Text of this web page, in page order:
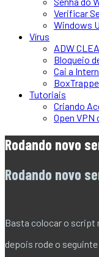
Verificar
Windows
Vírus
ADW
Bloqueio
Cai a
Tutoriais
Criando
Open
Rodando novo
Rodando novo
Basta colocar o
depois rode o